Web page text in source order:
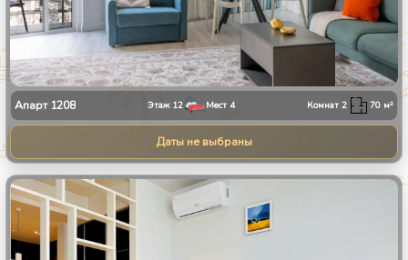
Апарт 1208 Этаж 12 Мест 4 Комнат2 70 м²
Даты не выбраны